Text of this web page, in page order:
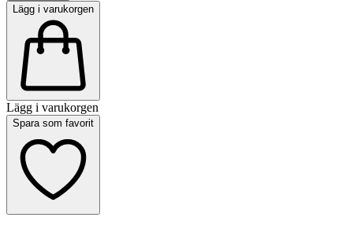
Lägg i varukorgen
Lägg i varukorgen
Spara som favorit